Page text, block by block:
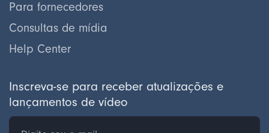
Para fornecedores
Consultas de mídia
Help Center
Inscreva-se para receber atualizações e
lançamentos de vídeo